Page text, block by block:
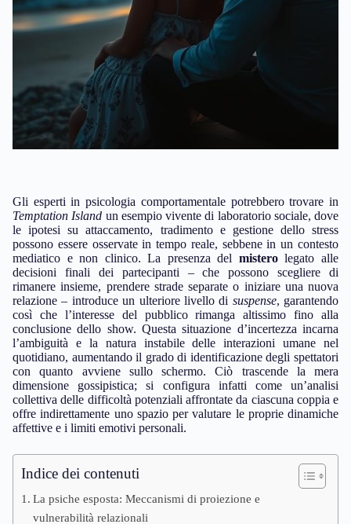
Gli esperti in psicologia comportamentale potrebbero trovare in
Temptation Island un esempio vivente di laboratorio sociale, dove
le ipotesi su attaccamento, tradimento e gestione dello stress
possono essere osservate in tempo reale, sebbene in un contesto
mediatico e non clinico. La presenza del misterolegato alle
decisioni finali dei partecipanti – che possono scegliere di
rimanere insieme, prendere strade separate o iniziare una nuova
relazione – introduce un ulteriore livello di suspense, garantendo
così che l’interesse del pubblico rimanga altissimo fino alla
conclusione dello show. Questa situazione d’incertezza incarna
l’ambiguità e la natura instabile delle interazioni umane nel
quotidiano, aumentando il grado di identificazione degli spettatori
con quanto avviene sullo schermo. Ciò trascende la mera
dimensione gossipistica; si configura infatti come un’analisi
collettiva delle difficoltà potenziali affrontate da ciascuna coppia e
offre indirettamente uno spazio per valutare le proprie dinamiche
affettive e i limiti emotivi personali.
Indice dei contenuti
La psiche esposta: Meccanismi di proiezione e
vulnerabilità relazionali